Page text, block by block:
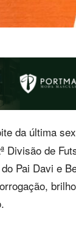
da última
Divisão de
Pai Davi e